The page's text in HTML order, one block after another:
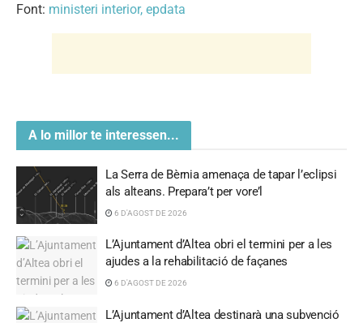
Font: ministeri interior, epdata
A lo millor te interessen...
La Serra de Bèrnia amenaça de tapar l’eclipsi
als alteans. Prepara’t per vore’l
6 D'AGOST DE 2026
L’Ajuntament d’Altea obri el termini per a les
ajudes a la rehabilitació de façanes
6 D'AGOST DE 2026
L’Ajuntament d’Altea destinarà una subvenció